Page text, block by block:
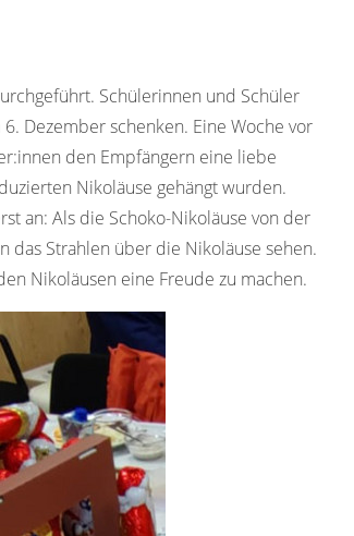
Schülerinnen und Schüler
Dezember schenken. Eine Woche vor
den Empfängern eine liebe
Nikoläuse gehängt wurden.
an: Als die Schoko-Nikoläuse von der
das Strahlen über die Nikoläuse sehen.
Nikoläusen eine Freude zu machen.